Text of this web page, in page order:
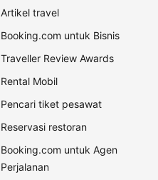
Artikel travel
Booking.com untuk Bisnis
Traveller Review Awards
Rental Mobil
Pencari tiket pesawat
Reservasi restoran
Booking.com untuk Agen
Perjalanan